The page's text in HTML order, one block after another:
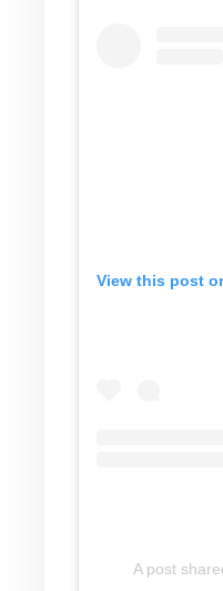
View this post
A post